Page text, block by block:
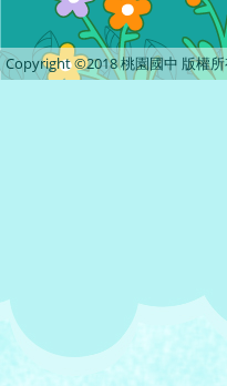
Copyright ©2018 桃園國中 版權